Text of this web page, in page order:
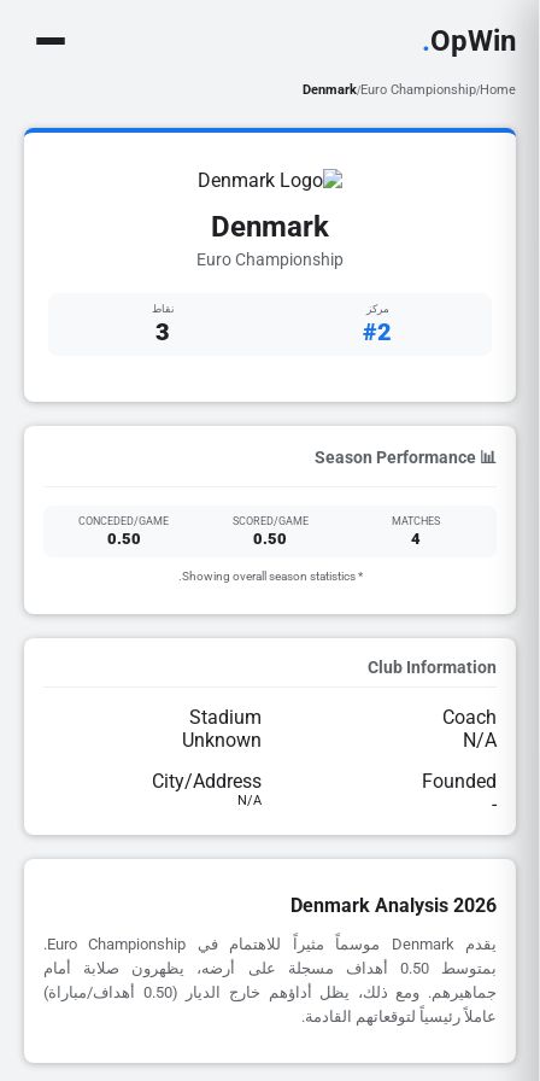
OpWin
.
Home
/
Euro Championship
/
Denmark
Denmark
Euro Championship
مركز
#2
نقاط
3
📊 Season Performance
MATCHES
4
SCORED/GAME
0.50
CONCEDED/GAME
0.50
* Showing overall season statistics.
Club Information
Coach
N/A
Stadium
Unknown
Founded
-
City/Address
N/A
Denmark Analysis 2026
يقدم Denmark موسماً مثيراً للاهتمام في Euro Championship.
بمتوسط 0.50 أهداف مسجلة على أرضه، يظهرون صلابة أمام
جماهيرهم. ومع ذلك، يظل أداؤهم خارج الديار (0.50 أهداف/مباراة)
عاملاً رئيسياً لتوقعاتهم القادمة.